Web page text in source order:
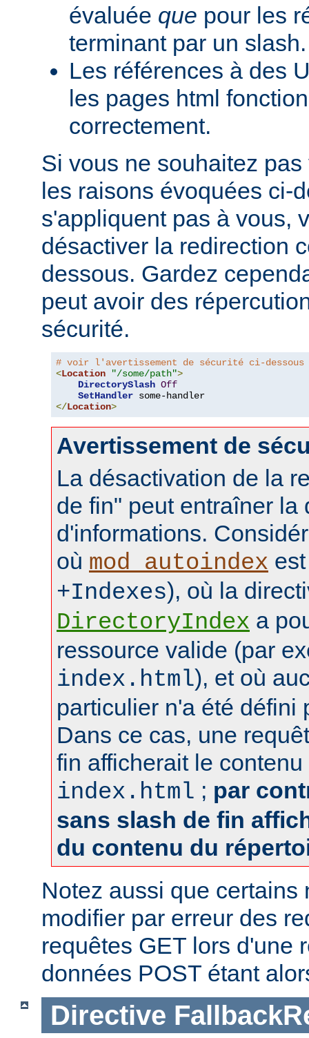
évaluée que pour les
terminant par un slash.
Les références à des
les pages html
correctement.
Si vous ne souhaitez
les raisons évoquées ci-
s'appliquent pas à vous,
désactiver la redirection
dessous. Gardez
peut avoir des
sécurité.
# voir l'avertissement de sécurité ci-
<Location "/some/path">
DirectorySlash Off
SetHandler
</Location>
Avertissement de
La désactivation de la
de fin" peut entraîner la
d'informations.
où mod_autoindex
+Indexes), où la
DirectoryIndex a
ressource valide (par
index.html), et où
particulier n'a été défini
Dans ce cas, une
fin afficherait le
index.html ; par
sans slash de fin
du contenu du
Notez aussi que certains
modifier par erreur des
requêtes GET lors d'une
données POST étant
Directive